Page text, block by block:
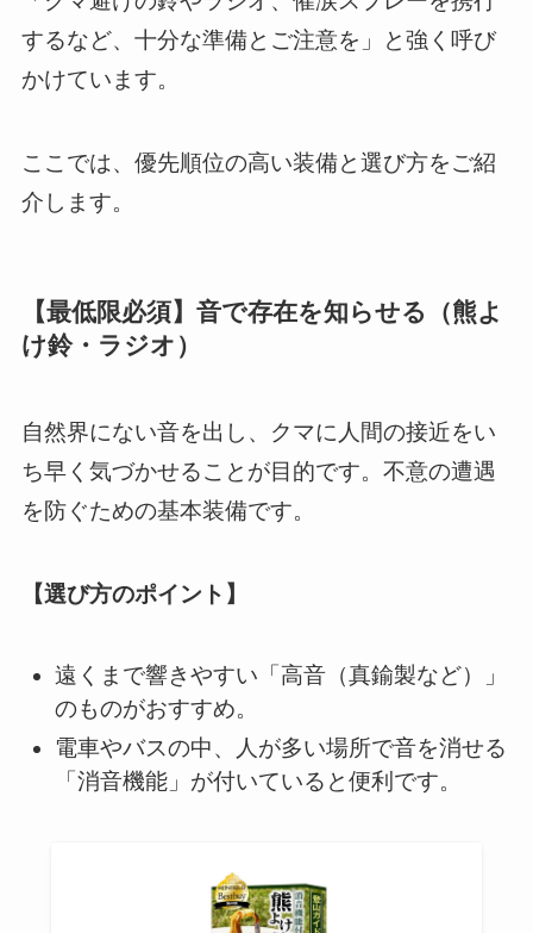
するなど、十分な準備とご注意を」と強く呼び
かけています。
ここでは、優先順位の高い装備と選び方をご紹
介します。
【最低限必須】音で存在を知らせる（熊よ
け鈴・ラジオ）
自然界にない音を出し、クマに人間の接近をい
ち早く気づかせることが目的です。不意の遭遇
を防ぐための基本装備です。
【選び方のポイント】
遠くまで響きやすい「高音（真鍮製など）」
のものがおすすめ。
電車やバスの中、人が多い場所で音を消せる
「消音機能」が付いていると便利です。